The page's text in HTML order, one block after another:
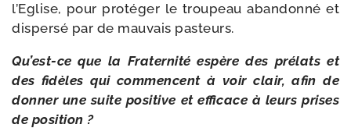
l’Eglise, pour pro­té­ger le trou­peau aban­don­né et
dis­per­sé par de mau­vais pasteurs.
Qu’est-ce que la Fraternité espère des pré­lats et
des fidèles qui com­mencent à voir clair, afin de
don­ner une suite posi­tive et effi­cace à leurs prises
de position ?